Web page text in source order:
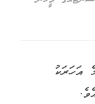
އަހަރަކު